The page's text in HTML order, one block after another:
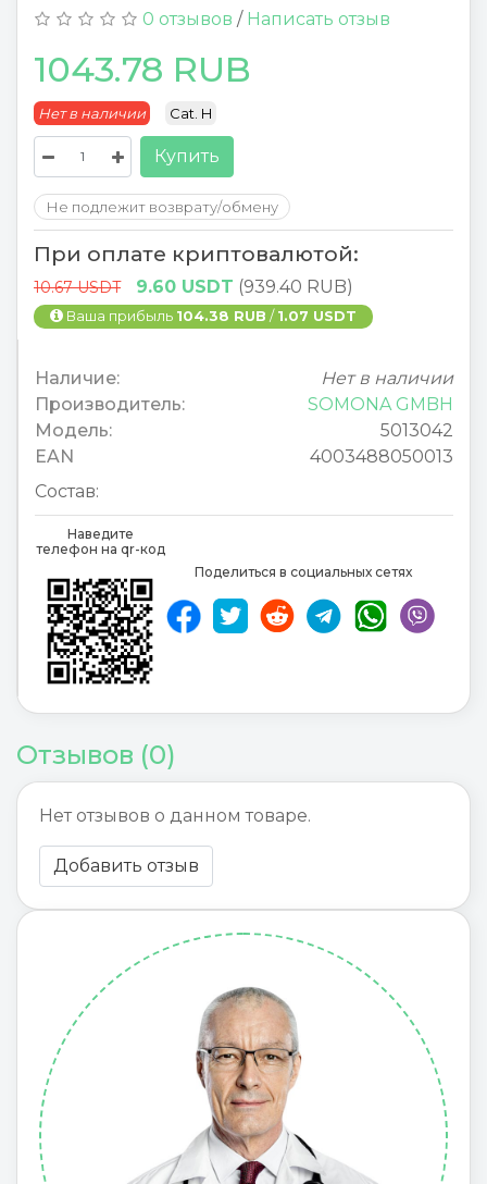
0 отзывов / Написать отзыв
1043.78 RUB
Нет в наличии Cat. H
Купить
Не подлежит возврату/обмену
При оплате криптовалютой:
10.67 USDT 9.60 USDT (939.40 RUB)
Ваша прибыль 104.38 RUB / 1.07 USDT
Наличие:
Нет в наличии
Производитель:
SOMONA GMBH
Модель:
5013042
EAN
4003488050013
Состав:
Наведите
телефон на qr-код
Поделиться в социальных сетях
Отзывов (0)
Нет отзывов о данном товаре.
Добавить отзыв